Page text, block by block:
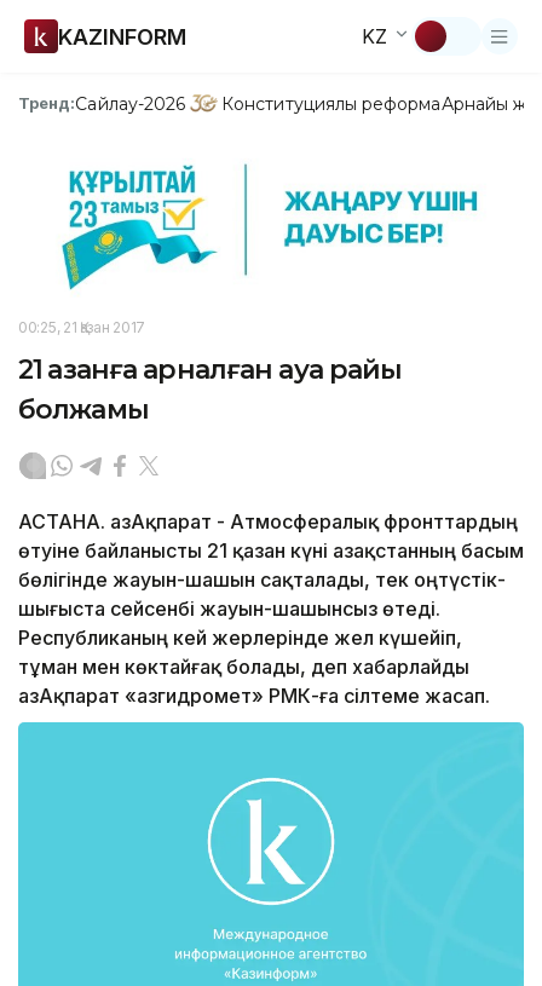
KAZINFORM KZ
Тренд:Сайлау-2026 Конституциялық реформаАрнайы
00:25, 21 Қазан 2017
21 қазанға арналған ауа райы
болжамы
АСТАНА. ҚазАқпарат - Атмосфералық фронттардың
өтуіне байланысты 21 қазан күні Қазақстанның басым
бөлігінде жауын-шашын сақталады, тек оңтүстік-
шығыста сейсенбі жауын-шашынсыз өтеді.
Республиканың кей жерлерінде жел күшейіп,
тұман мен көктайғақ болады, деп хабарлайды
ҚазАқпарат «Қазгидромет» РМК-ға сілтеме жасап.